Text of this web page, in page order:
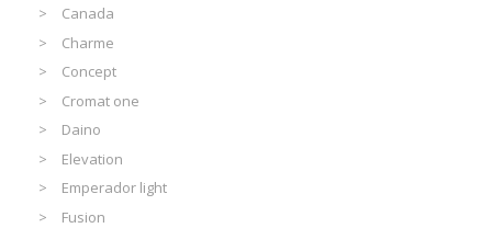
Canada
Charme
Concept
Cromat one
Daino
Elevation
Emperador light
Fusion